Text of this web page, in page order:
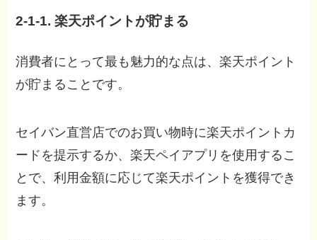
2-1-1. 楽天ポイントが貯まる
消費者にとって最も魅力的な点は、楽天ポイント
が貯まることです。
セイバン直営店でのお買い物時に楽天ポイントカ
ードを提示するか、楽天ペイアプリを使用するこ
とで、利用金額に応じて楽天ポイントを獲得でき
ます。